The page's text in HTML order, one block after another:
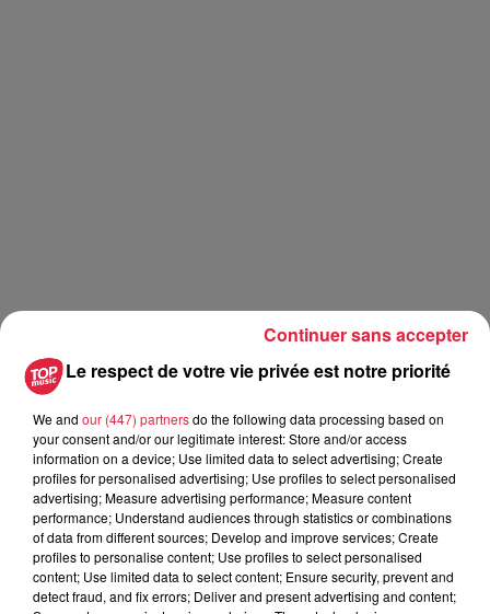
Publié : 17 novembre 2021 à 8h05 - Modifié : 30 octobre
2025 à 16h48 rédaction Top Music
Le respect de votre vie privée est notre priorité
We and our (447) partnersdo the following data processing based on
your consent and/or our legitimate interest: Store and/or access
information on a device; Use limited data to select advertising; Create
profiles for personalised advertising; Use profiles to select personalised
advertising; Measure advertising performance; Measure content
performance; Understand audiences through statistics or combinations
of data from different sources; Develop and improve services; Create
profiles to personalise content; Use profiles to select personalised
content; Use limited data to select content; Ensure security, prevent and
detect fraud, and fix errors; Deliver and present advertising and content;
Continuer sans accepter